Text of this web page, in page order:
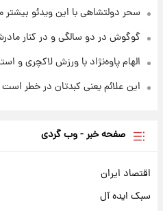
سحر دولتشاهی با این ویدئو
گوگوش در دو سالگی و در کنار مادرش؛
الهام پاوه‌نژاد با ورزش لاکچری و
این علائم یعنی کبدتان در خطر است
صفحه خبر - وب گردی
اقتصاد ایران
سبک ایده آل